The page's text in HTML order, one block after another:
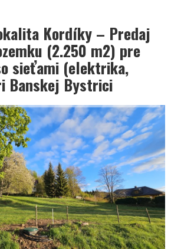
Kordíky – Predaj
(2.250 m2) pre
sieťami (elektrika,
Banskej Bystrici